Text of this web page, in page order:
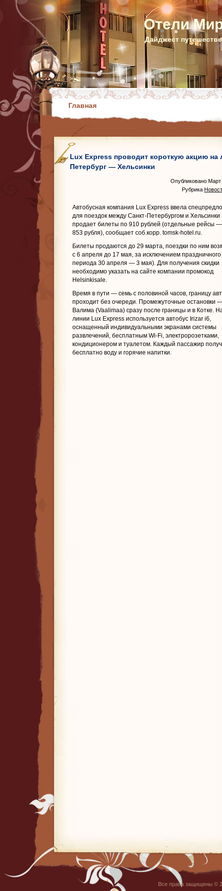
Отели
Дайджест
Главная
Lux Express проводит короткую акцию на
Петербург — Хельсинки
Опубликовано Март
Рубрика
Автобусная компания Lux Express ввела
для поездок между Санкт-Петербургом и Хельсинки
продает билеты по 910 рублей (отдельные рейсы
853 рубля), сообщает соб.корр. tomsk-hotel.ru.
Билеты продаются до 29 марта, поездки по ним
с 6 апреля до 17 мая, за исключением праздничного
периода 30 апреля — 3 мая). Для получения скидки
необходимо указать на сайте компании промокод
Helsinkisale.
Время в пути — семь с половиной часов, границу
проходит без очереди. Промежуточные остановки
Валима (Vaalimaa) сразу после границы и в Котке.
линии Lux Express используется автобус Irizar i6,
оснащенный индивидуальными экранами системы
развлечений, бесплатным Wi-Fi, электророзетками,
кондиционером и туалетом. Каждый пассажир
бесплатно воду и горячие напитки.
Все права защищены ©